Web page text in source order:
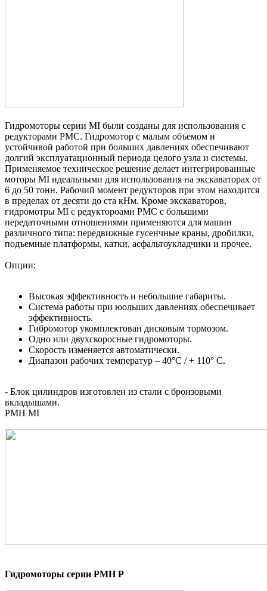
Гидромоторы серии MI были созданы для использования с
редукторами РМС. Гидромотор с малым объемом и
устойчивой работой при больших давлениях обеспечивают
долгий эксплуатационный периода целого узла и системы.
Применяемое техническое решение делает интегрированные
моторы МI идеальными для использования на экскаваторах от
6 до 50 тонн. Рабочий момент редукторов при этом находится
в пределах от десяти до ста кНм. Кроме экскаваторов,
гидромотры MI с редуктороами РМС с большими
передаточными отношениями применяются для машин
различного типа: передвижные гусенчные краны, дробилки,
подъемные платформы, катки, асфальтоукладчики и прочее.
Опции:
Высокая эффективность и небольшие габариты.
Система работы при юольших давлениях обеспечивает
эффективность.
Гибромотор укомплектован дисковым тормозом.
Одно или двухскоросные гидромоторы.
Скорость изменяется автоматически.
Диапазон рабочих температур – 40°C / + 110° C.
- Блок цилиндров изготовлен из стали с бронзовыми
вкладышами.
PMH MI
Гидромоторы серии PMH Р